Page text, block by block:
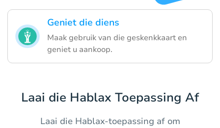
Geniet die diens
Maak gebruik van die geskenkkaart en
geniet u aankoop.
Laai die Hablax Toepassing Af
Laai die Hablax-toepassing af om